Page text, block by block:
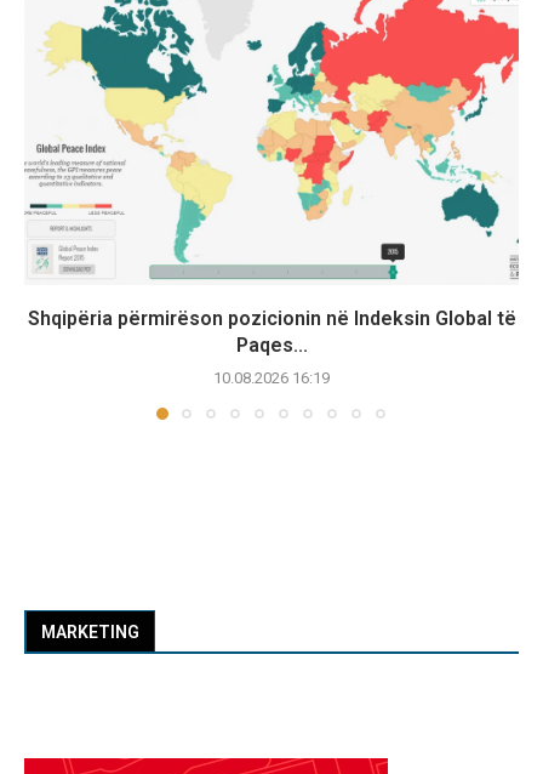
Shqipëria përmirëson pozicionin në Indeksin Global të
Paqes...
10.08.2026 16:19
MARKETING